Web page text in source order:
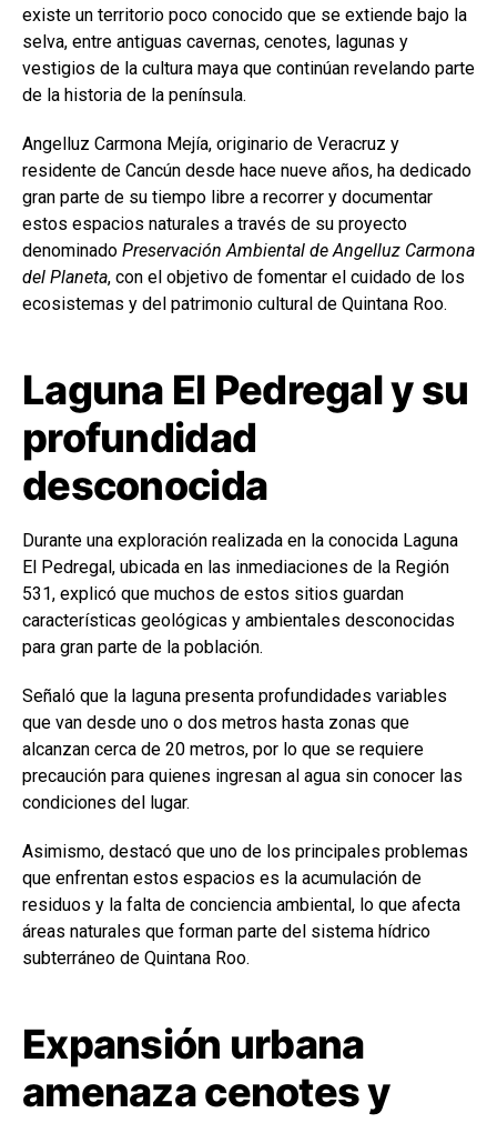
existe un territorio poco conocido que se extiende bajo la
selva, entre antiguas cavernas, cenotes, lagunas y
vestigios de la cultura maya que continúan revelando parte
de la historia de la península.
Angelluz Carmona Mejía, originario de Veracruz y
residente de Cancún desde hace nueve años, ha dedicado
gran parte de su tiempo libre a recorrer y documentar
estos espacios naturales a través de su proyecto
denominado Preservación Ambiental de Angelluz Carmona
del Planeta, con el objetivo de fomentar el cuidado de los
ecosistemas y del patrimonio cultural de Quintana Roo.
Laguna El Pedregal y su
profundidad
desconocida
Durante una exploración realizada en la conocida Laguna
El Pedregal, ubicada en las inmediaciones de la Región
531, explicó que muchos de estos sitios guardan
características geológicas y ambientales desconocidas
para gran parte de la población.
Señaló que la laguna presenta profundidades variables
que van desde uno o dos metros hasta zonas que
alcanzan cerca de 20 metros, por lo que se requiere
precaución para quienes ingresan al agua sin conocer las
condiciones del lugar.
Asimismo, destacó que uno de los principales problemas
que enfrentan estos espacios es la acumulación de
residuos y la falta de conciencia ambiental, lo que afecta
áreas naturales que forman parte del sistema hídrico
subterráneo de Quintana Roo.
Expansión urbana
amenaza cenotes y